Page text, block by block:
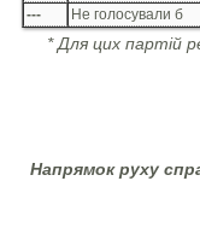
---
Не голосували б
* Для цих партій
Напрямок руху